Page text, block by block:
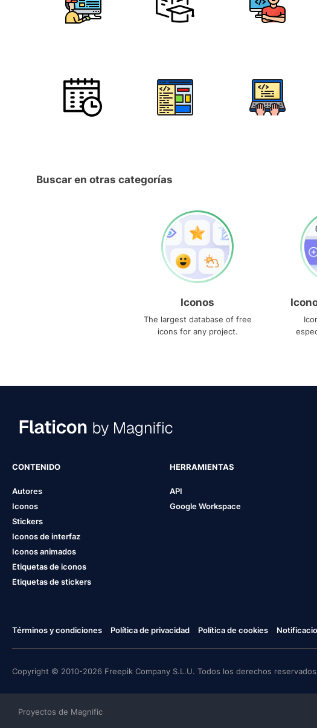
Buscar en otras categorías
Iconos
The largest database of free
icons for any project.
CONTENIDO
Autores
Iconos
Stickers
Iconos de interfaz
Iconos animados
Etiquetas de iconos
Etiquetas de stickers
HERRAMIENTAS
API
Google Workspace
Términos y condiciones Política de privacidad Política de cookies
Copyright © 2010-2026 Freepik Company S.L.U. Todos los derechos
Proyectos de Magnific